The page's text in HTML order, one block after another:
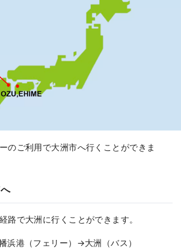
のご利用で大洲市へ行くことができま
路で大洲に行くことができます。
浜港（フェリー）→大洲（バス）